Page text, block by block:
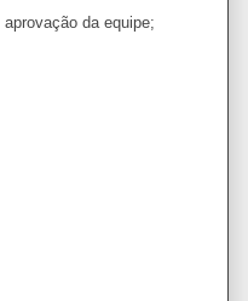
da equipe;